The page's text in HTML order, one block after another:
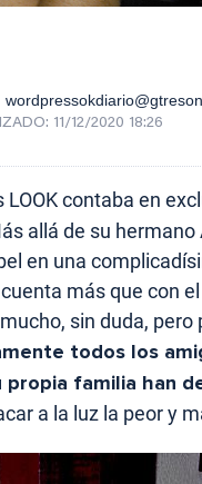
11/12/2020 18:26
contaba en
allá de su hermano
en una
cuenta más que con
sin duda,
todos los
propia familia han
a la luz la peor y